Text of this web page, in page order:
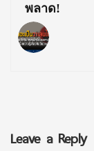
พลาด!
Leave a Reply